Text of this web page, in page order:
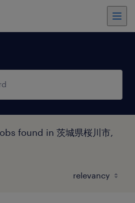
found in 茨城県桜川市,